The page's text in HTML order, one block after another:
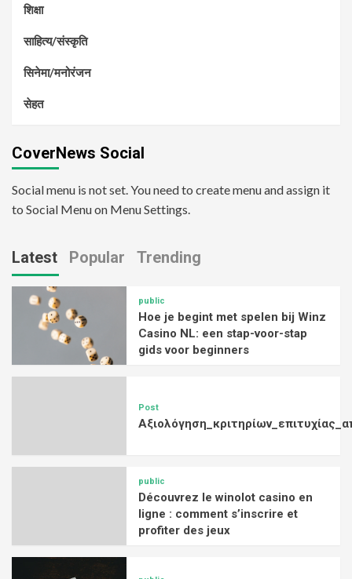
शिक्षा
साहित्य/संस्कृति
सिनेमा/मनोरंजन
सेहत
CoverNews Social
Social menu is not set. You need to create menu and assign it
to Social Menu on Menu Settings.
Latest Popular Trending
public
Hoe je begint met spelen bij Winz
Casino NL: een stap-voor-stap
gids voor beginners
Post
public
Découvrez le winolot casino en
ligne : comment s’inscrire et
profiter des jeux